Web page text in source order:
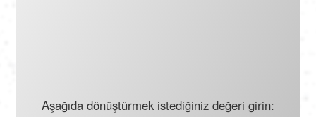
Aşağıda dönüştürmek istediğiniz değeri girin: